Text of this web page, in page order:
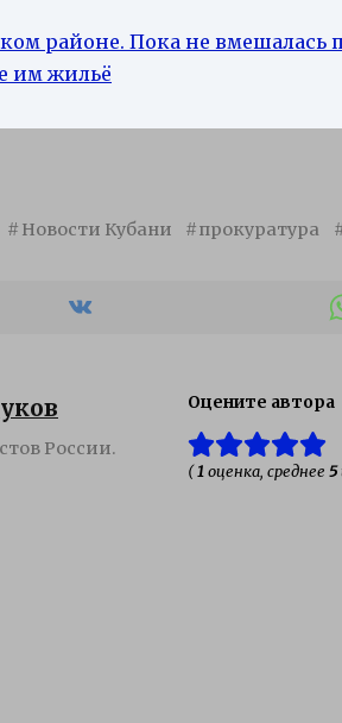
районе. Пока не вмешалась
им жильё
Новости Кубани прокуратура
России.
Оцените автора
(1 оценка, среднее 5